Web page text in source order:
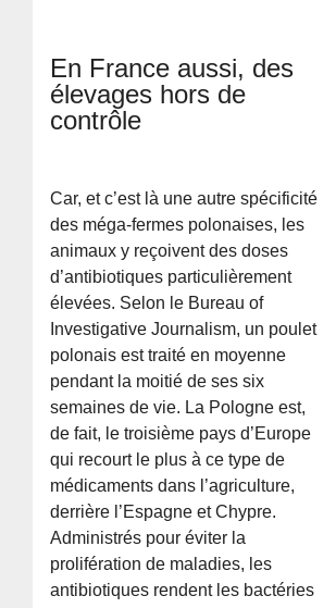
En France aussi, des
élevages hors de
contrôle
Car, et c’est là une autre spécificité
des méga-fermes polonaises, les
animaux y reçoivent des doses
d’antibiotiques particulièrement
élevées. Selon le Bureau of
Investigative Journalism, un poulet
polonais est traité en moyenne
pendant la moitié de ses six
semaines de vie. La Pologne est,
de fait, le troisième pays d’Europe
qui recourt le plus à ce type de
médicaments dans l’agriculture,
derrière l’Espagne et Chypre.
Administrés pour éviter la
prolifération de maladies, les
antibiotiques rendent les bactéries